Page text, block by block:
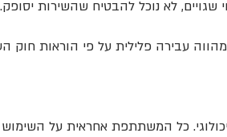
שגויים, לא נוכל להבטיח שהשירות
כל המשתתפת אחראית על